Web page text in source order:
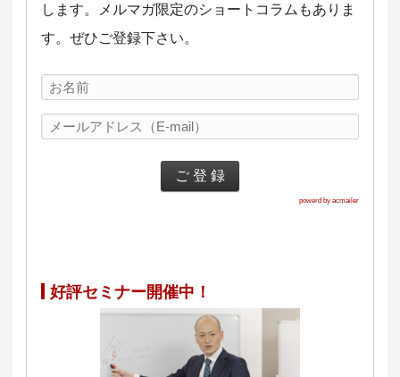
します。メルマガ限定のショートコラムもありま
す。ぜひご登録下さい。
powerd by acmailer
好評セミナー開催中！